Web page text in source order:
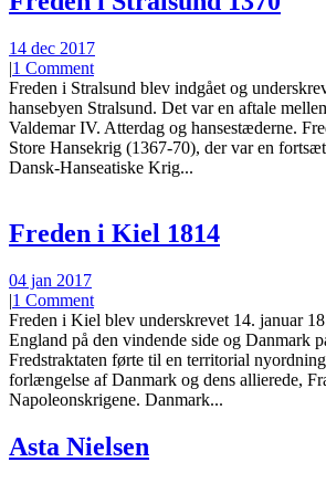
14 dec 2017
|1 Comment
Freden i Stralsund blev indgået og
hansebyen Stralsund. Det var en aftale
Valdemar IV. Atterdag og hansestæderne.
Store Hansekrig (1367-70), der var en
Dansk-Hanseatiske Krig...
Freden i Kiel 1814
04 jan 2017
|1 Comment
Freden i Kiel blev underskrevet 14. januar
England på den vindende side og Danmark
Fredstraktaten førte til en territorial
forlængelse af Danmark og dens allierede,
Napoleonskrigene. Danmark...
Asta Nielsen